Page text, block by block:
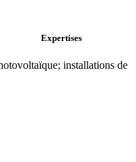
Expertises
installations de